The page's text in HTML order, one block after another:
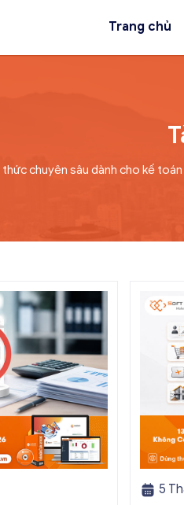
Trang chủ
thức chuyên sâu dành cho kế
5